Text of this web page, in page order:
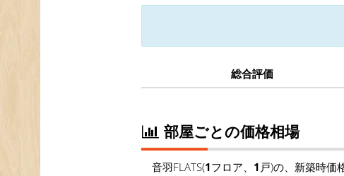
総合評価
部屋ごとの価格相場
音羽FLATS(1フロア、 1 戸)の、新築時価